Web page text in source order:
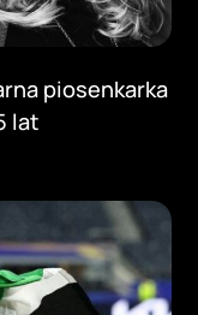
piosenkarka
lat